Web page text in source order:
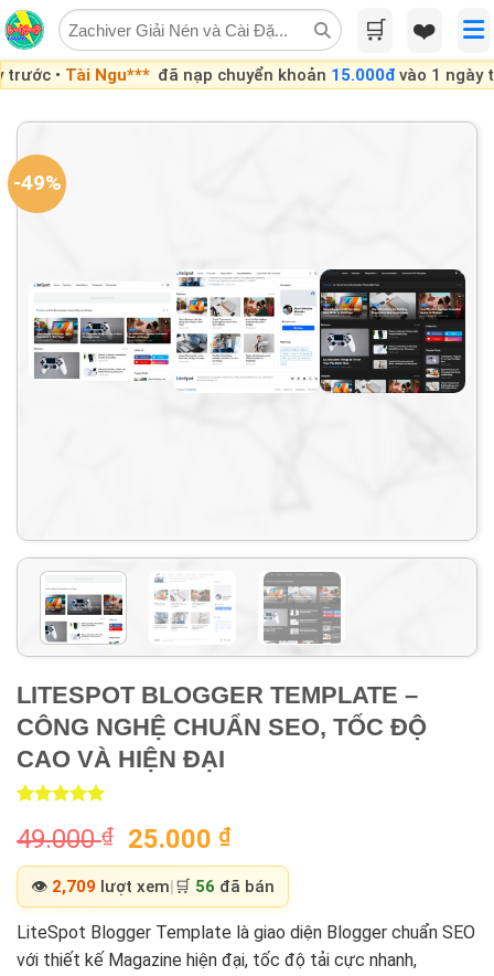
🛒 ❤️
Ngu*** đã nạp chuyển khoản15.000đ vào 1 ngày trước •
Skip
to
content
-49%
LITESPOT BLOGGER TEMPLATE –
CÔNG NGHỆ CHUẨN SEO, TỐC ĐỘ
CAO VÀ HIỆN ĐẠI
out of 5
customer
ratings
49.000₫
Original
price
was:
49.000 ₫.
25.000 ₫Current
price
is:
25.000 ₫.
👁️ 2,709 lượt xem|🛒 56 đã bán
LiteSpot Blogger Template là giao diện Blogger chuẩn SEO
với thiết kế Magazine hiện đại, tốc độ tải cực nhanh,